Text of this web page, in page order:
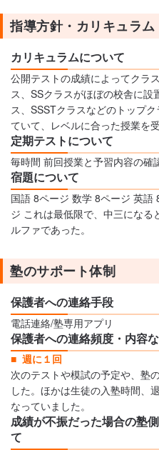
指導方針・カリキュラム
カリキュラムについて
公開テストの成績によってクラ
ス、SSクラスがほぼの校舎に設
ス、SSSTクラスなどのトップ
ていて、レベルに合った授業を受
定期テストについて
毎時間 前回授業と予習内容の確
宿題について
国語 8ページ 数学 8ページ 英
ジ これは最低限で、中三になる
ルファであった。
塾のサポート体制
保護者への連絡手段
電話連絡/塾専用アプリ
保護者への連絡頻度・内容
週に１回
次のテストや模試の予定や、塾
した。ほかは生徒の入塾時間、
なっていました。
成績が不振だった場合の塾
て